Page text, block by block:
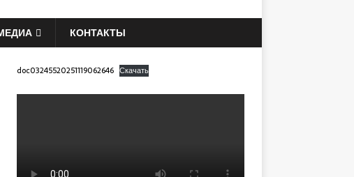
КОНТАКТЫ
doc03245520251119062646 Скачать